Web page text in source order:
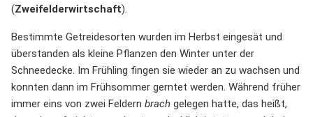
(Zweifelderwirtschaft).
Bestimmte Getreidesorten wurden im Herbst eingesät und
überstanden als kleine Pflanzen den Winter unter der
Schneedecke. Im Frühling fingen sie wieder an zu wachsen und
konnten dann im Frühsommer gerntet werden. Während früher
immer eins von zwei Feldern brach gelegen hatte, das heißt,